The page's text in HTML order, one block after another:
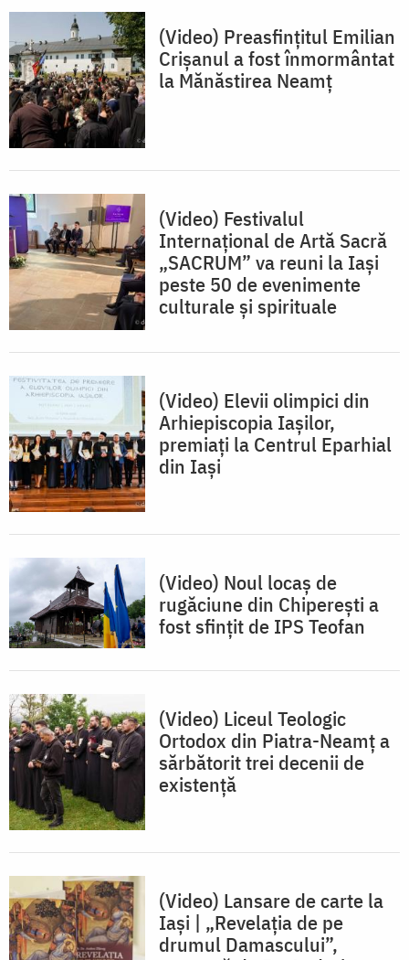
(Video) Preasfințitul Emilian
Crișanul a fost înmormântat
la Mănăstirea Neamț
(Video) Festivalul
Internațional de Artă Sacră
„SACRUM” va reuni la Iași
peste 50 de evenimente
culturale și spirituale
(Video) Elevii olimpici din
Arhiepiscopia Iașilor,
premiați la Centrul Eparhial
din Iași
(Video) Noul locaș de
rugăciune din Chiperești a
fost sfințit de IPS Teofan
(Video) Liceul Teologic
Ortodox din Piatra-Neamț a
sărbătorit trei decenii de
existență
(Video) Lansare de carte la
Iași | „Revelația de pe
drumul Damascului”,